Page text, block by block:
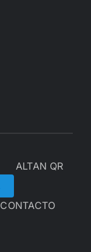
ALTAN QR
CONTACTO